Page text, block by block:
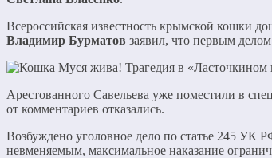
Всероссийская известность крымской кошки
Владимир Бурматов заявил, что первым
Арестованного Савельева уже поместили в
от комментариев отказались.
Возбуждено уголовное дело по статье 245 УК
невменяемым, максимальное наказание